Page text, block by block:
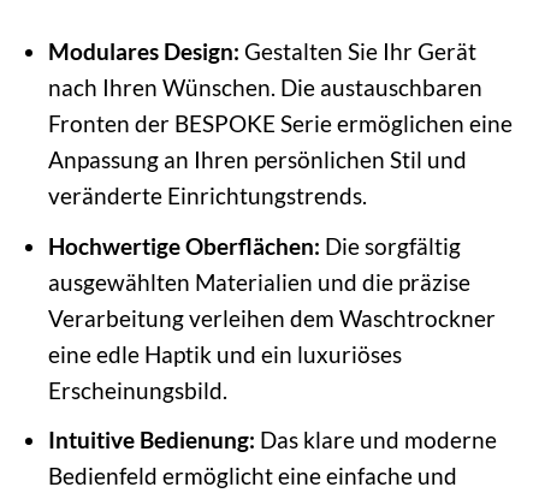
Modulares Design: Gestalten Sie Ihr Gerät
nach Ihren Wünschen. Die austauschbaren
Fronten der BESPOKE Serie ermöglichen eine
Anpassung an Ihren persönlichen Stil und
veränderte Einrichtungstrends.
Hochwertige Oberflächen: Die sorgfältig
ausgewählten Materialien und die präzise
Verarbeitung verleihen dem Waschtrockner
eine edle Haptik und ein luxuriöses
Erscheinungsbild.
Intuitive Bedienung: Das klare und moderne
Bedienfeld ermöglicht eine einfache und